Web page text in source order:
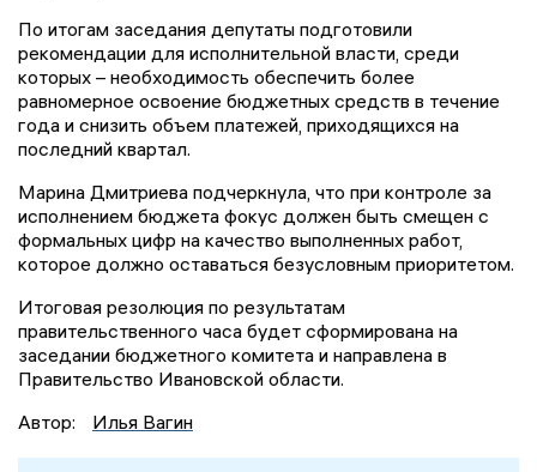
По итогам заседания депутаты подготовили
рекомендации для исполнительной власти, среди
которых – необходимость обеспечить более
равномерное освоение бюджетных средств в течение
года и снизить объем платежей, приходящихся на
последний квартал.
Марина Дмитриева подчеркнула, что при контроле за
исполнением бюджета фокус должен быть смещен с
формальных цифр на качество выполненных работ,
которое должно оставаться безусловным приоритетом.
Итоговая резолюция по результатам
правительственного часа будет сформирована на
заседании бюджетного комитета и направлена в
Правительство Ивановской области.
Автор:
Илья Вагин